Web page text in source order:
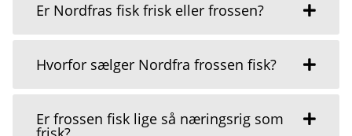
Er Nordfras fisk frisk eller frossen?
Hvorfor sælger Nordfra frossen fisk?
Er frossen fisk lige så næringsrig som